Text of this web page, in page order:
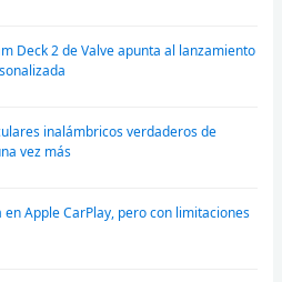
Deck 2 de Valve apunta al lanzamiento
inalámbricos verdaderos de
vez más
Apple CarPlay, pero con limitaciones